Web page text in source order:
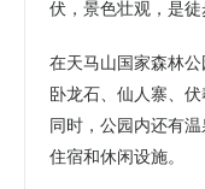
伏，景色壮观，是徒
在天马山国家森林
卧龙石、仙人寨、
同时，公园内还有
住宿和休闲设施。